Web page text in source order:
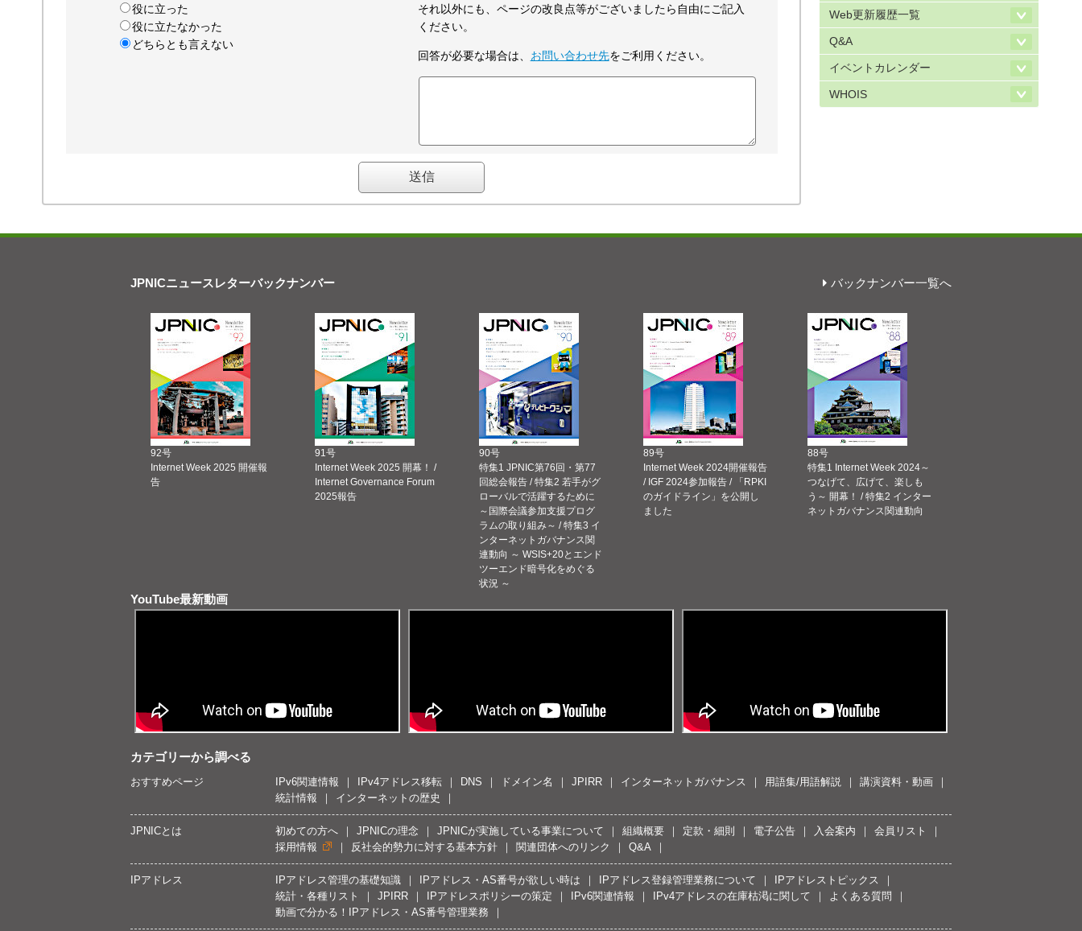
Web更新履歴一覧
Q&A
イベントカレンダー
WHOIS
役に立った
役に立たなかった
どちらとも言えない
それ以外にも、ページの改良点等がございましたら自由にご記入
ください。
回答が必要な場合は、 お問い合わせ先をご利用ください。
JPNICニュースレターバックナンバー バックナンバー一覧へ
92号
Internet Week 2025 開催報
告
91号
Internet Week 2025 開幕！ /
Internet Governance Forum
2025報告
90号
特集1 JPNIC第76回・第77
回総会報告 / 特集2 若手がグ
ローバルで活躍するために
～国際会議参加支援プログ
ラムの取り組み～ / 特集3 イ
ンターネットガバナンス関
連動向 ～ WSIS+20とエンド
ツーエンド暗号化をめぐる
状況 ～
89号
Internet Week 2024開催報告
/ IGF 2024参加報告 / 「RPKI
のガイドライン」を公開し
ました
88号
特集1 Internet Week 2024～
つなげて、広げて、楽しも
う～ 開幕！ / 特集2 インター
ネットガバナンス関連動向
YouTube最新動画
カテゴリーから調べる
おすすめページ IPv6関連情報 IPv4アドレス移転 DNS ドメイン名 JPIRR インターネットガバナンス 用語集/用語解説
講演資料・動画
統計情報
インターネットの歴史
JPNICとは 初めての方へ JPNICの理念 JPNICが実施している事業について 組織概要 定款・細則 電子公告 入会案内
会員リスト
採用情報
反社会的勢力に対する基本方針 関連団体へのリンク Q&A
IPアドレス IPアドレス管理の基礎知識 IPアドレス・AS番号が欲しい時は IPアドレス登録管理業務について
IPアドレストピックス
統計・各種リスト
JPIRR IPアドレスポリシーの策定 IPv6関連情報 IPv4アドレスの在庫枯渇に関して
よくある質問
動画で分かる！IPアドレス・AS番号管理業務